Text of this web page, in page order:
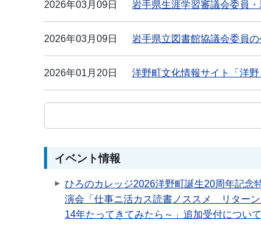
2026年03月09日 岩手県生涯学習審議会委員
2026年03月09日 岩手県立図書館協議会委員
2026年01月20日 洋野町文化情報サイト「洋
イベント情報
ひろのカレッジ2026洋野町誕生20周年記念
演会「仕事ニ活カス読書ノススメ リターン
14年たってきてみたら～」追加受付について